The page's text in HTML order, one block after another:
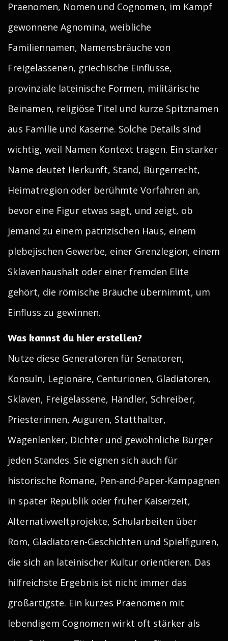
Praenomen, Nomen und Cognomen, im Kampf
gewonnene Agnomina, weibliche
Familiennamen, Namensbräuche von
Freigelassenen, griechische Einflüsse,
provinziale lateinische Formen, militärische
Beinamen, religiöse Titel und kurze Spitznamen
aus Familie und Kaserne. Solche Details sind
wichtig, weil Namen Kontext tragen. Ein starker
Name deutet Herkunft, Stand, Bürgerrecht,
Heimatregion oder berühmte Vorfahren an,
bevor eine Figur etwas sagt, und zeigt, ob
jemand zu einem patrizischen Haus, einem
plebejischen Gewerbe, einer Grenzlegion, einem
Sklavenhaushalt oder einer fremden Elite
gehört, die römische Bräuche übernimmt, um
Einfluss zu gewinnen.
Was kannst du hier erstellen?
Nutze diese Generatoren für Senatoren,
Konsuln, Legionäre, Centurionen, Gladiatoren,
Sklaven, Freigelassene, Händler, Schreiber,
Priesterinnen, Auguren, Statthalter,
Wagenlenker, Dichter und gewöhnliche Bürger
jeden Standes. Sie eignen sich auch für
historische Romane, Pen-and-Paper-Kampagnen
in später Republik oder früher Kaiserzeit,
Alternativweltprojekte, Schularbeiten über
Rom, Gladiatoren-Geschichten und Spielfiguren,
die sich an lateinischer Kultur orientieren. Das
hilfreichste Ergebnis ist nicht immer das
großartigste. Ein kurzes Praenomen mit
lebendigem Cognomen wirkt oft stärker als